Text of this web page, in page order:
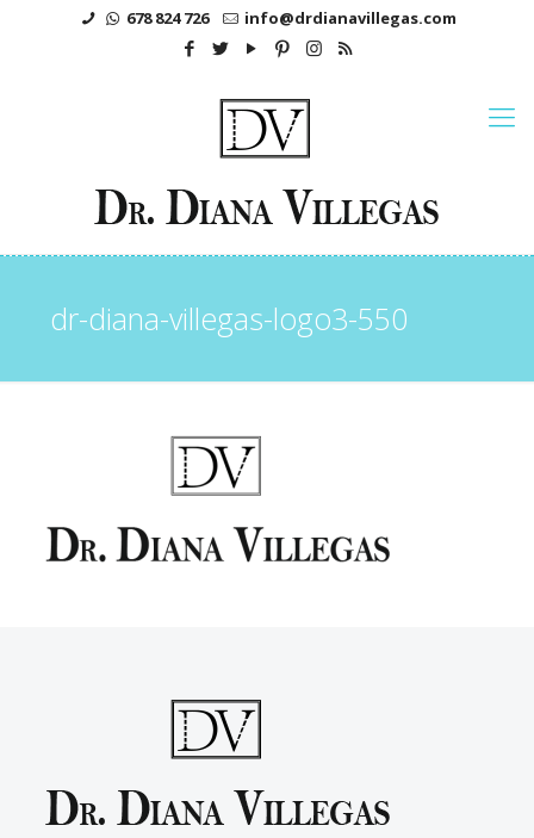
678 824 726 info@drdianavillegas.com
dr-diana-villegas-logo3-550